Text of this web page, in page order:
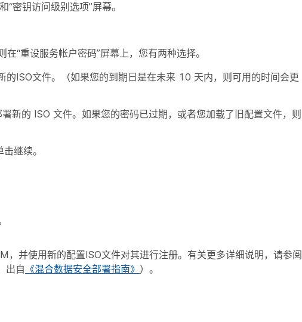
“密钥访问级别选项”屏幕。
“重设服务帐户密码”屏幕上，您有两种选择。
的ISO文件。（如果您的到期日是在未来 10 天内，则可用的时间会更
新的 ISO 文件。如果您的密码已过期，或者您加载了旧配置文件，则
击继续。
，并使用新的配置ISO文件对其进行注册。有关更多详细说明，请参阅
出自 《混合数据安全部署指南》 ）。